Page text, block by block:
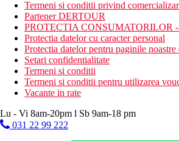
Oferta sportiva
Gratuit: fitness mic, tenis (echipament
masa, volei pe plaja, boccia, polo pe apa,
Contra cost : biliard, sporturi nautice pe
Copii
Piscina, patut gratuit (la cerere).
Carduri
Termeni si conditii privind
Partener DERTOUR
PROTECTIA CONSUMATORILOR -
Protectia datelor cu caracter personal
Protectia datelor pentru paginile noastre
Setari confidentialitate
Termeni si conditii
Termeni si conditii pentru utilizarea
Vacante in rate
Lu - Vi 8am-20pm l Sb 9am-18 pm
031 22 99 222